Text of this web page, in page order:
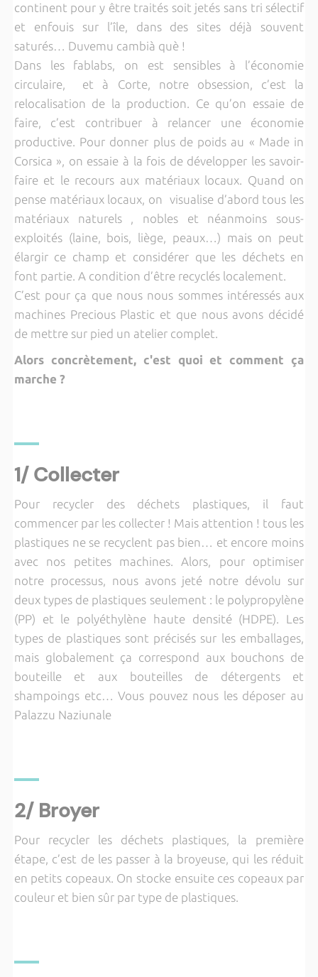
continent pour y être traités soit jetés sans tri sélectif
et enfouis sur l’île, dans des sites déjà souvent
saturés… Duvemu cambià què !
Dans les fablabs, on est sensibles à l’économie
circulaire, et à Corte, notre obsession, c’est la
relocalisation de la production. Ce qu’on essaie de
faire, c’est contribuer à relancer une économie
productive. Pour donner plus de poids au « Made in
Corsica », on essaie à la fois de développer les savoir-
faire et le recours aux matériaux locaux. Quand on
pense matériaux locaux, on visualise d’abord tous les
matériaux naturels , nobles et néanmoins sous-
exploités (laine, bois, liège, peaux…) mais on peut
élargir ce champ et considérer que les déchets en
font partie. A condition d’être recyclés localement.
C’est pour ça que nous nous sommes intéressés aux
machines Precious Plastic et que nous avons décidé
de mettre sur pied un atelier complet.
Alors concrètement, c'est quoi et comment ça
marche ?
1/ Collecter
Pour recycler des déchets plastiques, il faut
commencer par les collecter ! Mais attention ! tous les
plastiques ne se recyclent pas bien… et encore moins
avec nos petites machines. Alors, pour optimiser
notre processus, nous avons jeté notre dévolu sur
deux types de plastiques seulement : le polypropylène
(PP) et le polyéthylène haute densité (HDPE). Les
types de plastiques sont précisés sur les emballages,
mais globalement ça correspond aux bouchons de
bouteille et aux bouteilles de détergents et
shampoings etc… Vous pouvez nous les déposer au
Palazzu Naziunale
2/ Broyer
Pour recycler les déchets plastiques, la première
étape, c’est de les passer à la broyeuse, qui les réduit
en petits copeaux. On stocke ensuite ces copeaux par
couleur et bien sûr par type de plastiques.